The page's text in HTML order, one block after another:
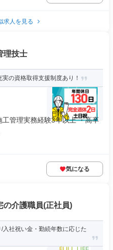
求人を見る
理技士
の資格取得支援制度あり！
管理実務経験3年以上 ・高卒
気になる
の介護職員(正社員)
入社祝い金・勤続年数に応じた